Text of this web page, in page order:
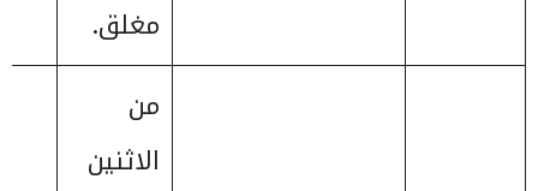
مغلق.
من
الاثنين